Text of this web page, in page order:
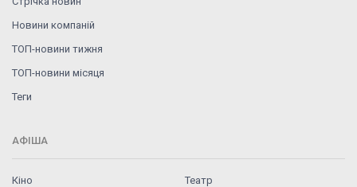
Новини компаній
ТОП-новини тижня
ТОП-новини місяця
Теги
АФІША
Кіно
Театр